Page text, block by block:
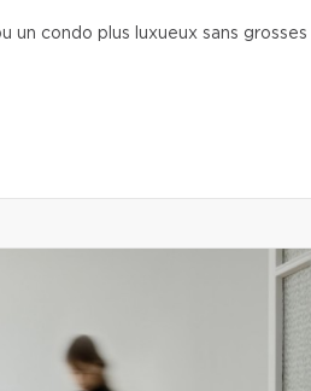
un condo plus luxueux sans